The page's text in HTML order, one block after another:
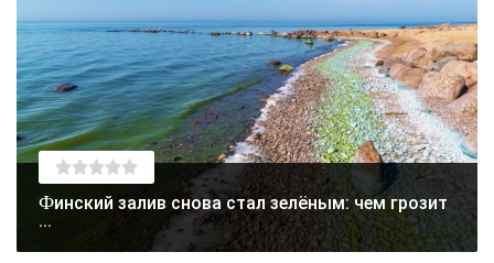
Финский залив снова стал зелёным: чем грозит
...